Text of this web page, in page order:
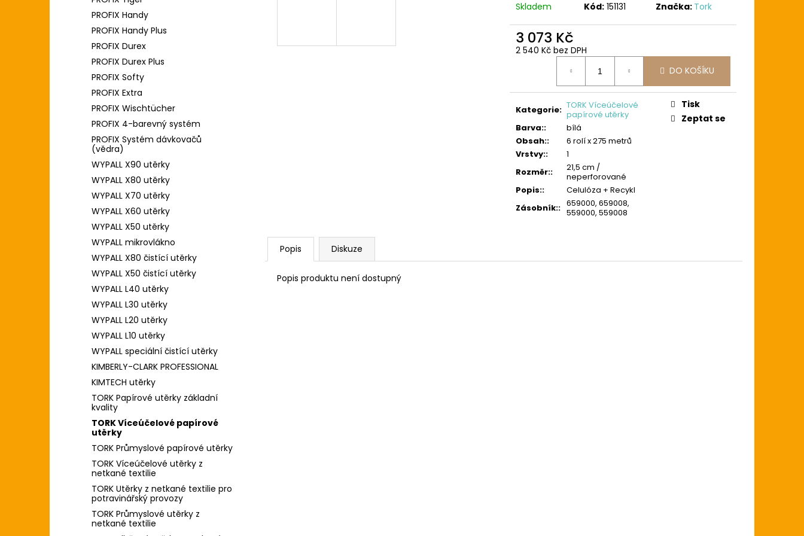
PROFIX Handy
PROFIX Handy Plus
PROFIX Durex
PROFIX Durex Plus
PROFIX Softy
PROFIX Extra
PROFIX Wischtücher
PROFIX 4-barevný systém
PROFIX Systém dávkovačů
(vědra)
WYPALL X90 utěrky
WYPALL X80 utěrky
WYPALL X70 utěrky
WYPALL X60 utěrky
WYPALL X50 utěrky
WYPALL mikrovlákno
WYPALL X80 čistící utěrky
WYPALL X50 čistící utěrky
WYPALL L40 utěrky
WYPALL L30 utěrky
WYPALL L20 utěrky
WYPALL L10 utěrky
WYPALL speciální čistící utěrky
KIMBERLY-CLARK PROFESSIONAL
KIMTECH utěrky
TORK Papírové utěrky základní
kvality
TORK Víceúčelové papírové
utěrky
TORK Průmyslové papírové utěrky
TORK Víceúčelové utěrky z
netkané textilie
TORK Utěrky z netkané textilie pro
potravinářský provozy
TORK Průmyslové utěrky z
netkané textilie
Skladem Kód: 151131 Značka: Tork
3 073 Kč
2 540 Kč bez DPH
DO KOŠÍKU
Kategorie: TORK Víceúčelové
papírové utěrky
Barva::
bílá
Obsah::
6 rolí x 275 metrů
Vrstvy::
1
Rozměr::
21,5 cm /
neperforované
Popis::
Celulóza + Recykl
Zásobník:: 659000, 659008,
559000, 559008
Tisk
Zeptat se
Popis Diskuze
Popis produktu není dostupný